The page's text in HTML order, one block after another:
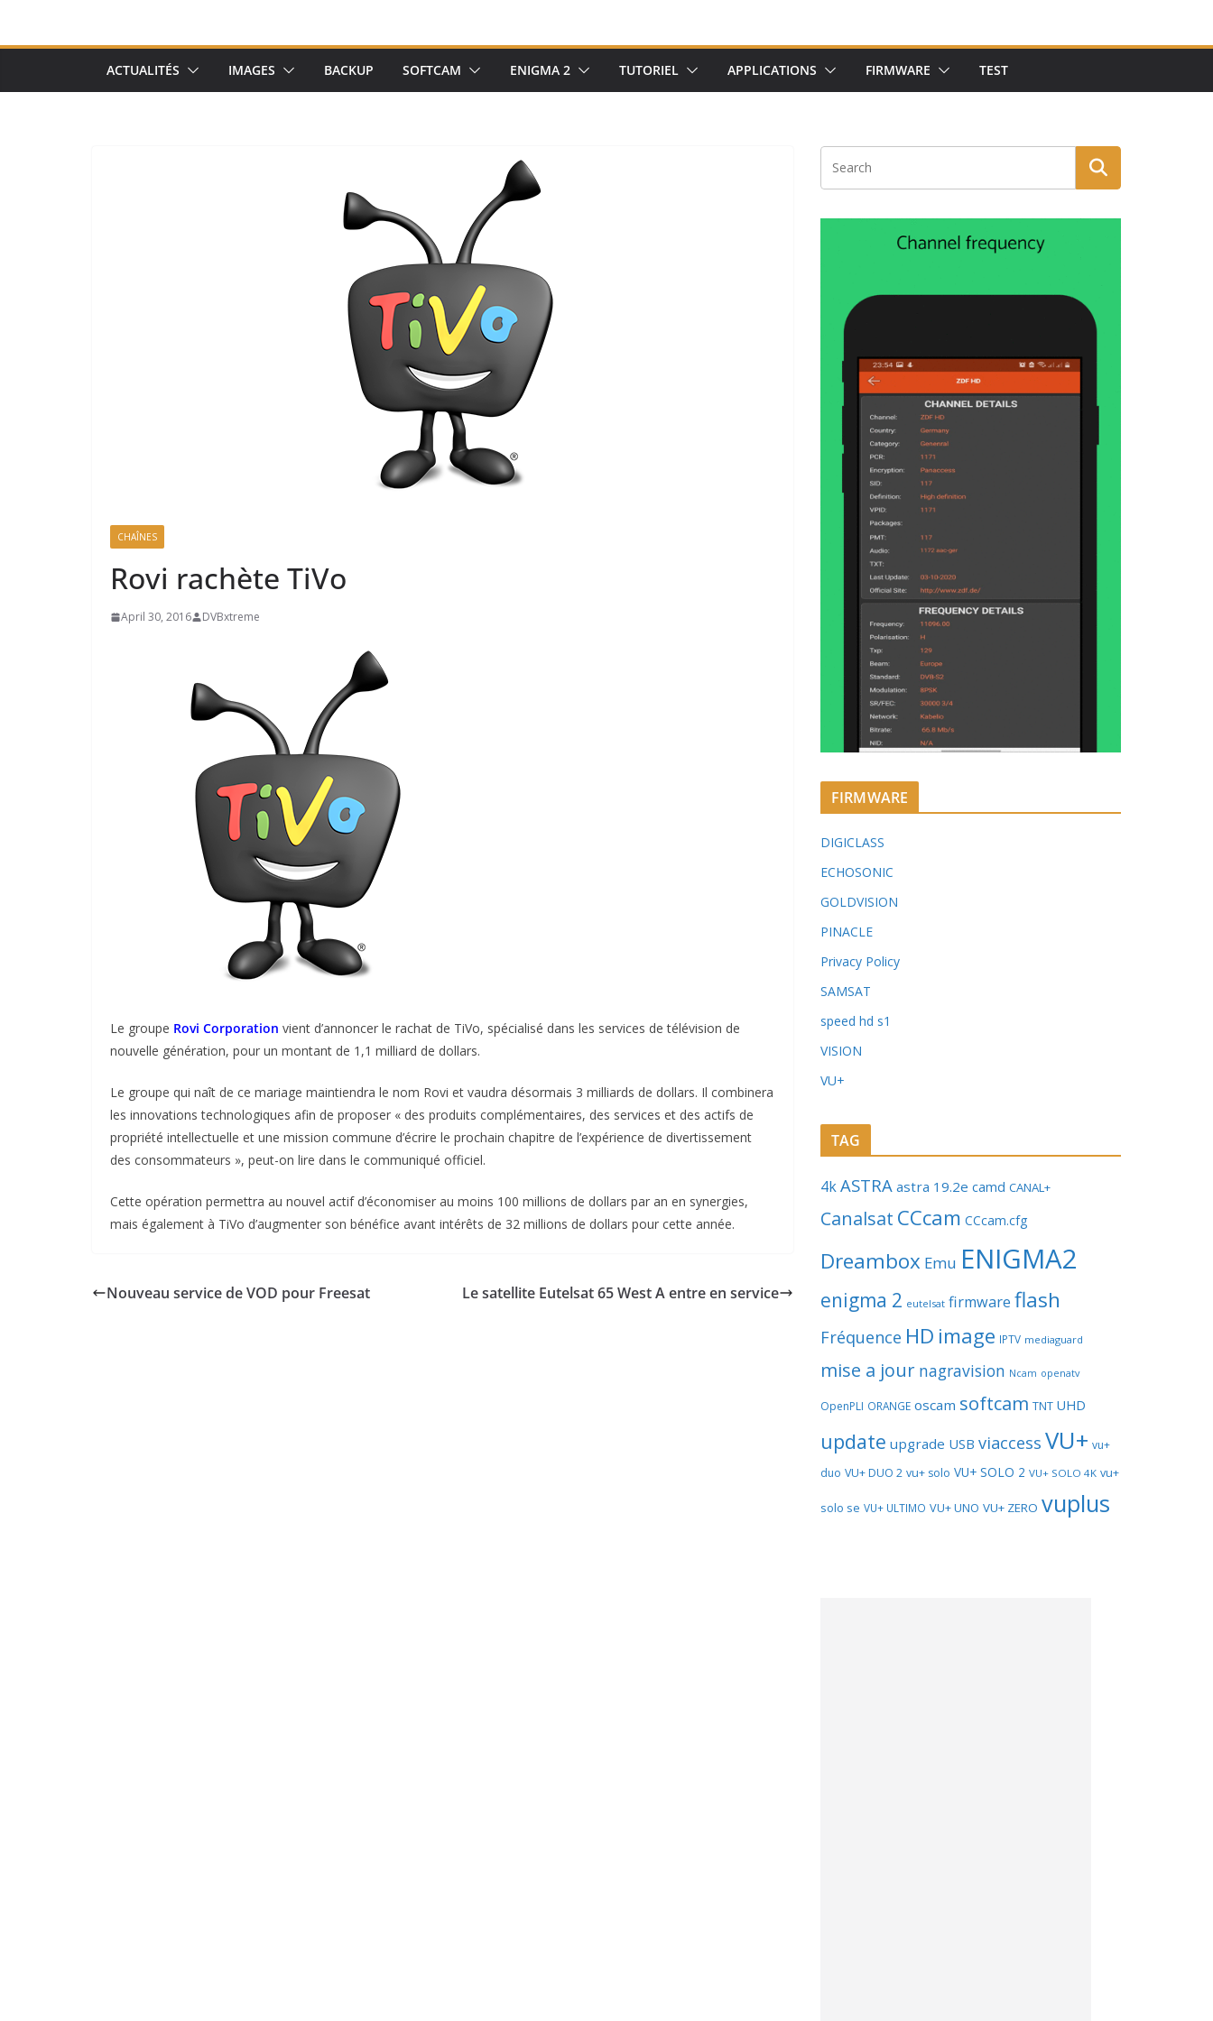
ACTUALITÉS IMAGES BACKUP SOFTCAM ENIGMA 2 TUTORIEL APPLICATIONS FIRMWARE TEST
CHAÎNES
Rovi rachète TiVo
April 30, 2016 DVBxtreme
Le groupe Rovi Corporation vient d’annoncer le rachat de TiVo, spécialisé dans les services de télévision de
nouvelle génération, pour un montant de 1,1 milliard de dollars.
Le groupe qui naît de ce mariage maintiendra le nom Rovi et vaudra désormais 3 milliards de dollars. Il combinera
les innovations technologiques afin de proposer « des produits complémentaires, des services et des actifs de
propriété intellectuelle et une mission commune d’écrire le prochain chapitre de l’expérience de divertissement
des consommateurs », peut-on lire dans le communiqué officiel.
Cette opération permettra au nouvel actif d’économiser au moins 100 millions de dollars par an en synergies,
mais également à TiVo d’augmenter son bénéfice avant intérêts de 32 millions de dollars pour cette année.
Nouveau service de VOD pour Freesat Le satellite Eutelsat 65 West A entre en service
FIRMWARE
DIGICLASS
ECHOSONIC
GOLDVISION
PINACLE
Privacy Policy
SAMSAT
speed hd s1
VISION
VU+
TAG
4kASTRA astra 19.2e camd CANAL+
Canalsat CCcam CCcam.cfg
Dreambox Emu ENIGMA2
enigma 2 eutelsat firmware flash
Fréquence HD image IPTV mediaguard
mise a jour nagravision Ncam openatv
OpenPLI ORANGE oscam softcam TNT UHD
update upgrade USB viaccess VU+ vu+
duo VU+ DUO 2 vu+ solo VU+ SOLO 2 VU+ SOLO 4K vu+
solo se VU+ ULTIMO VU+ UNO VU+ ZERO vuplus